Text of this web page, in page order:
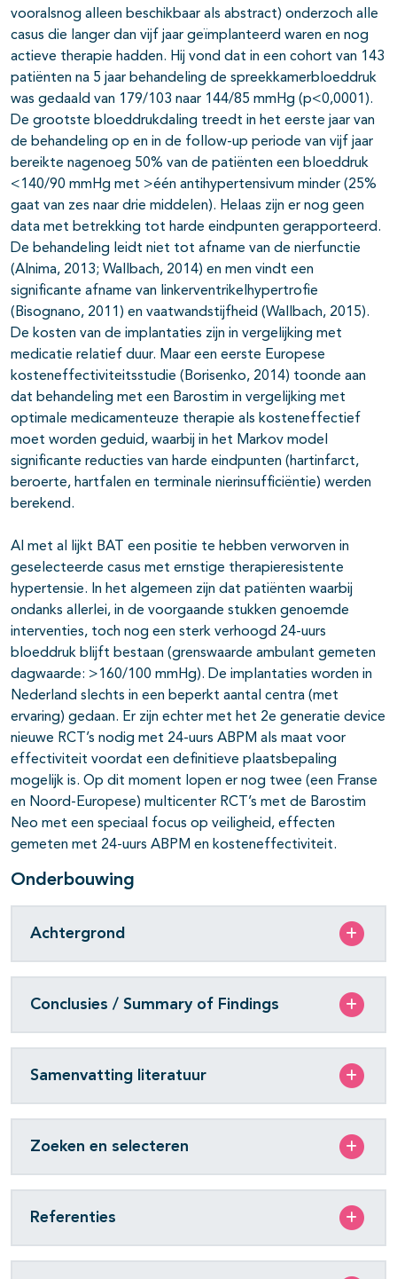
vooralsnog alleen beschikbaar als abstract) onderzoch alle
casus die langer dan vijf jaar geïmplanteerd waren en nog
actieve therapie hadden. Hij vond dat in een cohort van 143
patiënten na 5 jaar behandeling de spreekkamerbloeddruk
was gedaald van 179/103 naar 144/85 mmHg (p<0,0001).
De grootste bloeddrukdaling treedt in het eerste jaar van
de behandeling op en in de follow-up periode van vijf jaar
bereikte nagenoeg 50% van de patiënten een bloeddruk
<140/90 mmHg met >één antihypertensivum minder (25%
gaat van zes naar drie middelen). Helaas zijn er nog geen
data met betrekking tot harde eindpunten gerapporteerd.
De behandeling leidt niet tot afname van de nierfunctie
(Alnima, 2013; Wallbach, 2014) en men vindt een
significante afname van linkerventrikelhypertrofie
(Bisognano, 2011) en vaatwandstijfheid (Wallbach, 2015).
De kosten van de implantaties zijn in vergelijking met
medicatie relatief duur. Maar een eerste Europese
kosteneffectiviteitsstudie (Borisenko, 2014) toonde aan
dat behandeling met een Barostim in vergelijking met
optimale medicamenteuze therapie als kosteneffectief
moet worden geduid, waarbij in het Markov model
significante reducties van harde eindpunten (hartinfarct,
beroerte, hartfalen en terminale nierinsufficiëntie) werden
berekend.
Al met al lijkt BAT een positie te hebben verworven in
geselecteerde casus met ernstige therapieresistente
hypertensie. In het algemeen zijn dat patiënten waarbij
ondanks allerlei, in de voorgaande stukken genoemde
interventies, toch nog een sterk verhoogd 24-uurs
bloeddruk blijft bestaan (grenswaarde ambulant gemeten
dagwaarde: >160/100 mmHg). De implantaties worden in
Nederland slechts in een beperkt aantal centra (met
ervaring) gedaan. Er zijn echter met het 2e generatie device
nieuwe RCT’s nodig met 24-uurs ABPM als maat voor
effectiviteit voordat een definitieve plaatsbepaling
mogelijk is. Op dit moment lopen er nog twee (een Franse
en Noord-Europese) multicenter RCT’s met de Barostim
Neo met een speciaal focus op veiligheid, effecten
gemeten met 24-uurs ABPM en kosteneffectiviteit.
Onderbouwing
Achtergrond
Conclusies / Summary of Findings
Samenvatting literatuur
Zoeken en selecteren
Referenties